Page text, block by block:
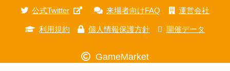
公式Twitter 来場者向けFAQ 運営会社
利用規約 個人情報保護方針 開催データ
GameMarket